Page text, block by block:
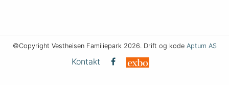
©Copyright Vestheisen Familiepark 2026. Drift og kode Aptum AS
Kontakt